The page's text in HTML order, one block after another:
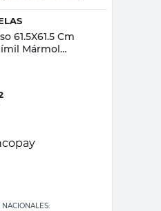
61.5X61.5 Cm
Mármol